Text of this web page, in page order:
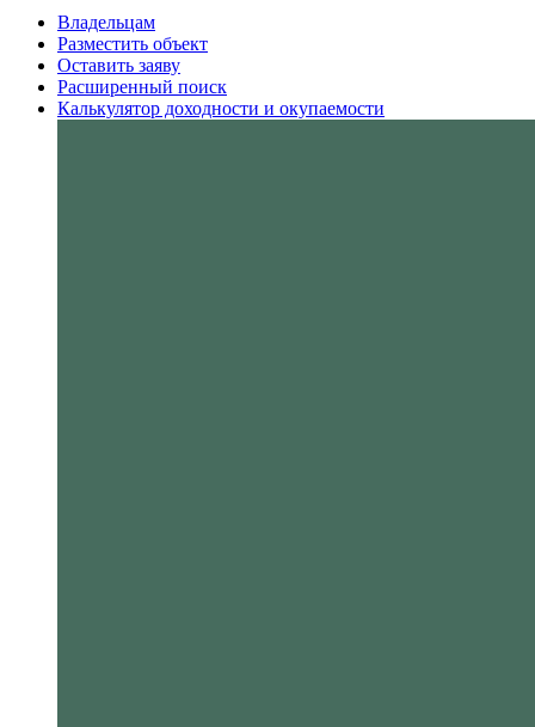
Владельцам
Разместить объект
Оставить заяву
Расширенный поиск
Калькулятор доходности и окупаемости